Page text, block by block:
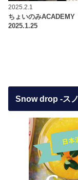
2025.2.1
ちょいのみACADEMY
2025.1.25
Snow drop -ス